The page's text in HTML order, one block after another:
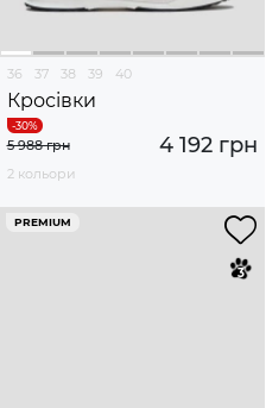
36 37 38 39 40
Кросівки
4 192 грн
5 988 грн
2 кольори
PREMIUM